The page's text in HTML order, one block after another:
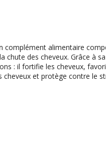
complément alimentaire
chute des cheveux. Grâce à
: il fortifie les cheveux,
cheveux et protège contre le